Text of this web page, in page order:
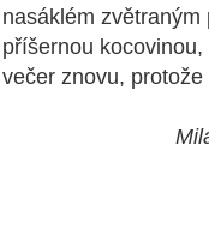
nasáklém
příšernou
večer znovu,